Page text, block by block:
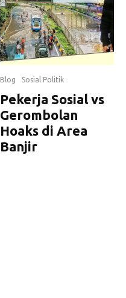
Blog Sosial Politik
Pekerja Sosial vs
Gerombolan
Hoaks di Area
Banjir